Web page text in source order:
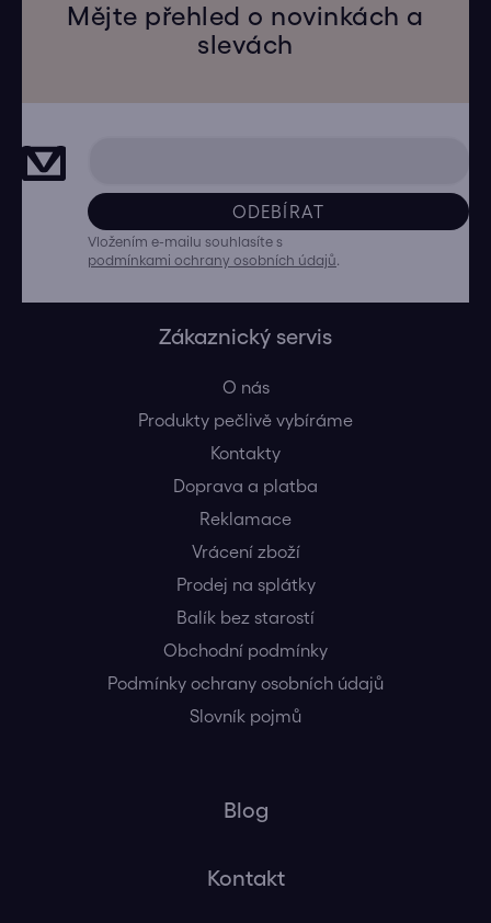
Mějte přehled o novinkách a
slevách
ODEBÍRAT
Vložením e-mailu souhlasíte s
podmínkami ochrany osobních údajů.
Zákaznický servis
O nás
Produkty pečlivě vybíráme
Kontakty
Doprava a platba
Reklamace
Vrácení zboží
Prodej na splátky
Balík bez starostí
Obchodní podmínky
Podmínky ochrany osobních údajů
Slovník pojmů
Blog
Kontakt